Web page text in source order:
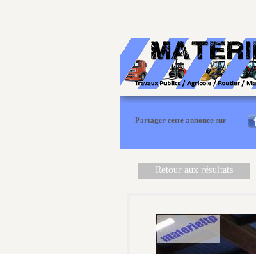
Partager cette annonce sur
Retour aux résultats